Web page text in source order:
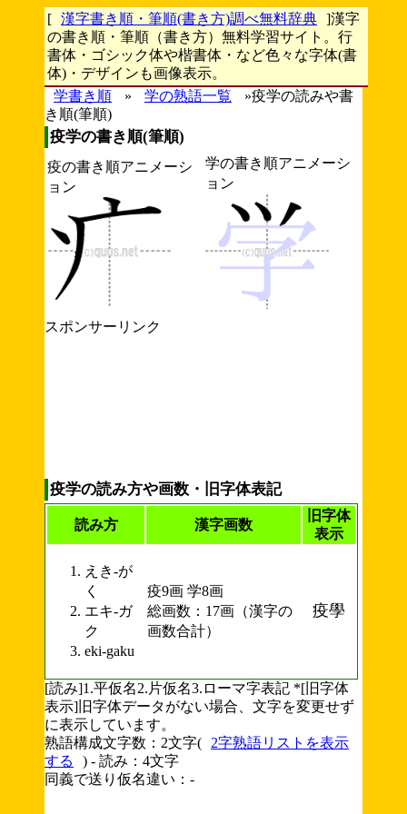
[ 漢字書き順・筆順(書き方)調べ無料辞典 ]漢字
の書き順・筆順（書き方）無料学習サイト。行
書体・ゴシック体や楷書体・など色々な字体(書
体)・デザインも画像表示。
学書き順
» 学の熟語一覧
»疫学の読みや書
き順(筆順)
疫学の書き順(筆順)
疫の書き順アニメーシ
ョン
学の書き順アニメーシ
ョン
スポンサーリンク
疫学の読み方や画数・旧字体表記
読み方 漢字画数
旧字体
表示
えき-が
く
エキ-ガ
ク
eki-gaku
疫9画 学8画
総画数：17画（漢字の
画数合計）
疫學
[読み]1.平仮名2.片仮名3.ローマ字表記 *[旧字体
表示]旧字体データがない場合、文字を変更せず
に表示しています。
熟語構成文字数：2文字(
2字熟語リストを表示
する
) - 読み：4文字
同義で送り仮名違い：-